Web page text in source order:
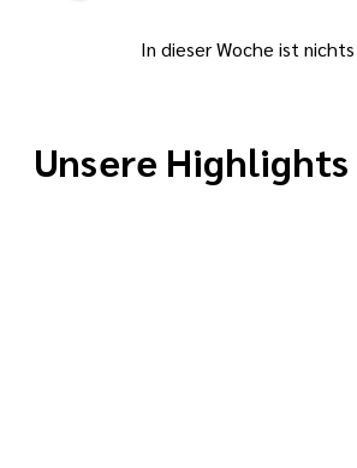
In dieser Woche ist
Unsere